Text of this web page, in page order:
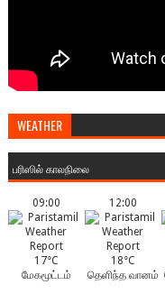
WEATHER
பரிஸில் காலநிலை
09:00
17°C
மேகமூட்டம்
12:00
18°C
தெளிந்த வானம்